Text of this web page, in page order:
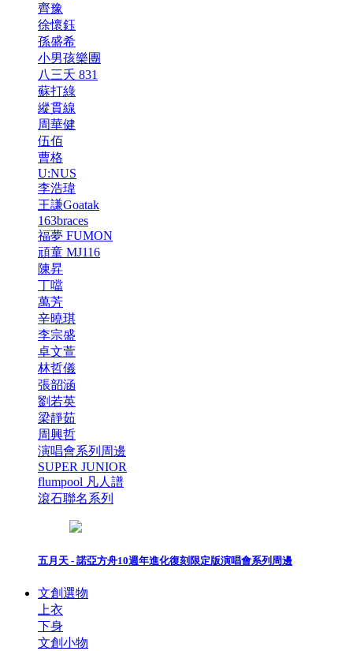
齊豫
徐懷鈺
孫盛希
小男孩樂團
八三夭 831
蘇打綠
縱貫線
周華健
伍佰
曹格
U:NUS
李浩瑋
王謙Goatak
163braces
福夢 FUMON
頑童 MJ116
陳昇
丁噹
萬芳
辛曉琪
李宗盛
卓文萱
林哲儀
張韶涵
劉若英
梁靜茹
周興哲
演唱會系列周邊
SUPER JUNIOR
flumpool 凡人譜
滾石聯名系列
五月天 - 諾亞方舟10週年進化復刻限定版演唱會系列周邊
文創選物
上衣
下身
文創小物